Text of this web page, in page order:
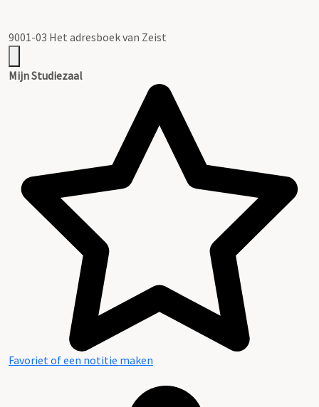
9001-03 Het adresboek van Zeist
Mijn Studiezaal
Favoriet of een notitie maken